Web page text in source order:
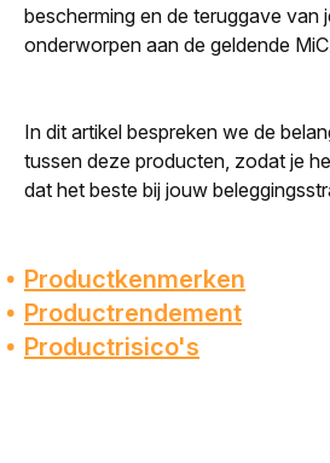
bescherming en de teruggave van
onderworpen aan de geldende
In dit artikel bespreken we de
tussen deze producten, zodat je
dat het beste bij jouw
Productkenmerken
Productrendement
Productrisico's